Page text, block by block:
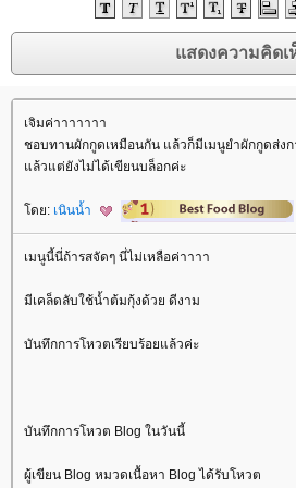
เจิมค่าาาาาาา
ชอบทานผักกูดเหมือนกัน แล้วก็มีเมนูยำผักกูดส่ง
ล้วแต่ยังไม่ได้เขียนบล็อกค่ะ
ดย: เนินน้ำ
เมนูนี้นี่ถ้ารสจัดๆ นี่ไม่เหลือค่าาาา
มีเคล็ดลับใช้น้ำต้มกุ้งด้วย ดีงาม
บันทึกการโหวตเรียบร้อยแล้วค่ะ
บันทึกการโหวต Blog ในวันนี้
ผู้เขียน Blog หมวดเนื้อหา Blog ได้รับโหวต